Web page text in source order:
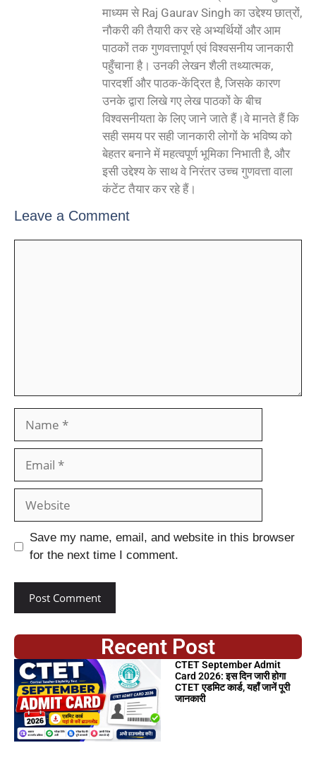
माध्यम से Raj Gaurav Singh का उद्देश्य छात्रों,
नौकरी की तैयारी कर रहे अभ्यर्थियों और आम
पाठकों तक गुणवत्तापूर्ण एवं विश्वसनीय जानकारी
पहुँचाना है। उनकी लेखन शैली तथ्यात्मक,
पारदर्शी और पाठक-केंद्रित है, जिसके कारण
उनके द्वारा लिखे गए लेख पाठकों के बीच
विश्वसनीयता के लिए जाने जाते हैं।वे मानते हैं कि
सही समय पर सही जानकारी लोगों के भविष्य को
बेहतर बनाने में महत्वपूर्ण भूमिका निभाती है, और
इसी उद्देश्य के साथ वे निरंतर उच्च गुणवत्ता वाला
कंटेंट तैयार कर रहे हैं।
Leave a Comment
Save my name, email, and website in this browser
for the next time I comment.
Recent Post
CTET September Admit
Card 2026: इस दिन जारी होगा
CTET एडमिट कार्ड, यहाँ जानें पूरी
जानकारी